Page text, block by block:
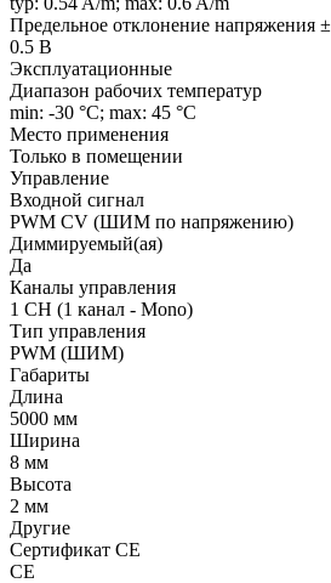
Предельное отклонение напряжения ±
0.5 В
Эксплуатационные
Диапазон рабочих температур
min: -30 °C; max: 45 °C
Место применения
Только в помещении
Управление
Входной сигнал
PWM СV (ШИМ по напряжению)
Диммируемый(ая)
Да
Каналы управления
1 CH (1 канал - Mono)
Тип управления
PWM (ШИМ)
Габариты
Длина
5000 мм
Ширина
8 мм
Высота
2 мм
Другие
Сертификат CE
CE